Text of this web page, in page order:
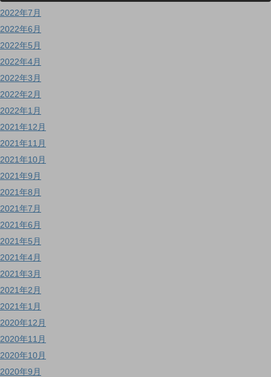
2022年7月
2022年6月
2022年5月
2022年4月
2022年3月
2022年2月
2022年1月
2021年12月
2021年11月
2021年10月
2021年9月
2021年8月
2021年7月
2021年6月
2021年5月
2021年4月
2021年3月
2021年2月
2021年1月
2020年12月
2020年11月
2020年10月
2020年9月